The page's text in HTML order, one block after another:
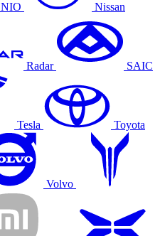
NIO Nissan
Radar SAIC
Tesla Toyota
Volvo